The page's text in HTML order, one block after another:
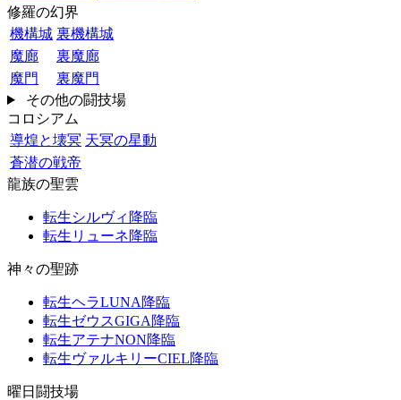
修羅の幻界
機構城 裏機構城
魔廊
裏魔廊
魔門
裏魔門
その他の闘技場
コロシアム
導煌と壊冥 天冥の星動
蒼潜の戦帝
龍族の聖雲
転生シルヴィ降臨
転生リューネ降臨
神々の聖跡
転生ヘラLUNA降臨
転生ゼウスGIGA降臨
転生アテナNON降臨
転生ヴァルキリーCIEL降臨
曜日闘技場